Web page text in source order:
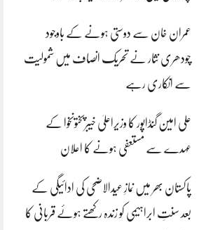
عمران خان سے دوستی ہونے کے باوجود
چودھری نثار نے تحریک انصاف میں شمولیت
سے انکاری رہے
علی امین گنڈاپور کا وزیراعلیٰ خیبرپختونخوا کے
عہدے سے مستعفی ہونے کا اعلان
پاکستان بھر میں نمازِ عیدالاضحی کی ادائیگی کے
بعد سنتِ ابراہیمی کو زندہ رکھتے ہوئے قربانی کا